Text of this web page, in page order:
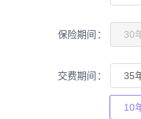
保险期间 30
交费期间 35
10